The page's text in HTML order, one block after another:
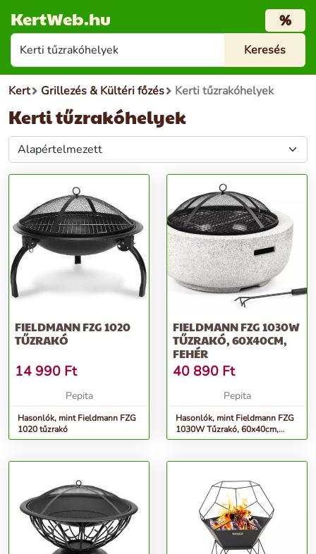
KertWeb.hu %
Kert Grillezés & Kültéri főzés Kerti tűzrakóhelyek
Kerti tűzrakóhelyek
FIELDMANN FZG 1020
TŰZRAKÓ
14 990 Ft
Pepita
Hasonlók, mint Fieldmann FZG
1020 tűzrakó
FIELDMANN FZG 1030W
TŰZRAKÓ, 60X40CM,
FEHÉR
40 890 Ft
Pepita
Hasonlók, mint Fieldmann FZG
1030W Tűzrakó, 60x40cm,
Fehér